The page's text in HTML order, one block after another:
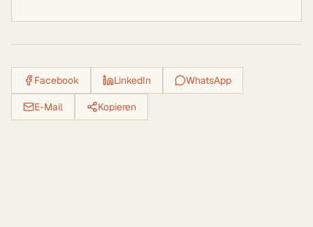
Facebook LinkedIn WhatsApp
E-Mail Kopieren